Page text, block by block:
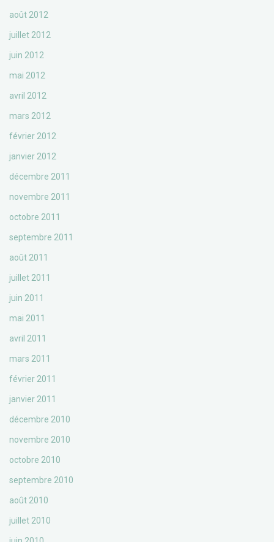
août 2012
juillet 2012
juin 2012
mai 2012
avril 2012
mars 2012
février 2012
janvier 2012
décembre 2011
novembre 2011
octobre 2011
septembre 2011
août 2011
juillet 2011
juin 2011
mai 2011
avril 2011
mars 2011
février 2011
janvier 2011
décembre 2010
novembre 2010
octobre 2010
septembre 2010
août 2010
juillet 2010